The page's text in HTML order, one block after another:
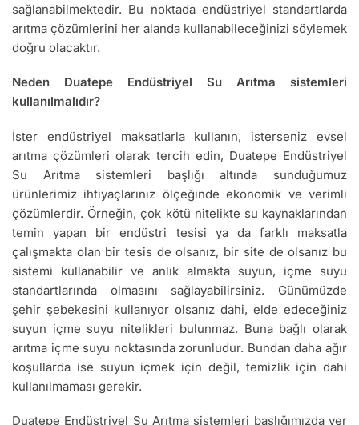
sağlanabilmektedir. Bu noktada endüstriyel standartlarda
arıtma çözümlerini her alanda kullanabileceğinizi söylemek
doğru olacaktır.
Neden Duatepe Endüstriyel Su Arıtma sistemleri
kullanılmalıdır?
İster endüstriyel maksatlarla kullanın, isterseniz evsel
arıtma çözümleri olarak tercih edin, Duatepe Endüstriyel
Su Arıtma sistemleri başlığı altında sunduğumuz
ürünlerimiz ihtiyaçlarınız ölçeğinde ekonomik ve verimli
çözümlerdir. Örneğin, çok kötü nitelikte su kaynaklarından
temin yapan bir endüstri tesisi ya da farklı maksatla
çalışmakta olan bir tesis de olsanız, bir site de olsanız bu
sistemi kullanabilir ve anlık almakta suyun, içme suyu
standartlarında olmasını sağlayabilirsiniz. Günümüzde
şehir şebekesini kullanıyor olsanız dahi, elde edeceğiniz
suyun içme suyu nitelikleri bulunmaz. Buna bağlı olarak
arıtma içme suyu noktasında zorunludur. Bundan daha ağır
koşullarda ise suyun içmek için değil, temizlik için dahi
kullanılmaması gerekir.
Duatepe Endüstriyel Su Arıtma sistemleri başlığımızda yer